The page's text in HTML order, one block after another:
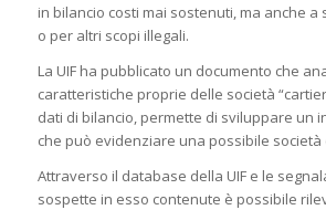
in bilancio costi mai sostenuti, ma anche a
o per altri scopi illegali.
La UIF ha pubblicato un documento che
caratteristiche proprie delle società
dati di bilancio, permette di sviluppare un
che può evidenziare una possibile società
Attraverso il database della UIF e le
sospette in esso contenute è possibile